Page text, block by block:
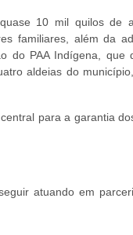
10 mil quilos de
familiares, além da
do PAA Indígena, que
aldeias do
para a garantia
atuando em